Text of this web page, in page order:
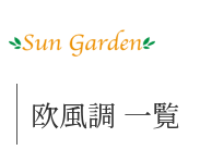
欧風調 一覧